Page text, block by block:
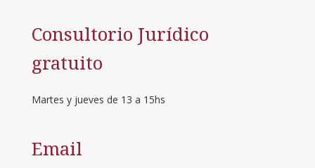
Consultorio Jurídico
gratuito
Martes y jueves de 13 a 15hs
Email